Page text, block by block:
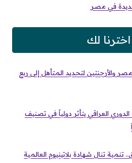
في مصر
اخترنا لك
والأرجنتين لتحديد المتأهل إلى ربع
العراقي يتأثر دولياً في تصنيف
تنمية تنال شهادة بلاتينيوم العالمية